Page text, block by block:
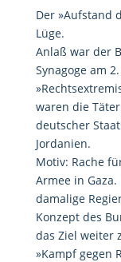
Der »Aufstand
Lüge.
Anlaß war der
Synagoge am
waren die
deutscher
Jordanien.
Motiv: Rache
Armee in
damalige
Konzept des
das Ziel weiter
»Kampf gegen